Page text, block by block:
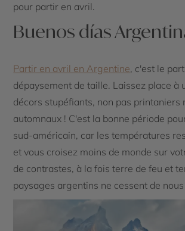
pour partir en avril.
Buenos días
Partir en avril en Argentine, c'est le
dépaysement de taille. Laissez place à
décors stupéfiants, non pas printaniers
automnaux ! C'est la bonne période
sud-américain, car les températures
et vous croisez moins de monde sur
de contrastes, à la fois terre de feu et
paysages argentins ne cessent de